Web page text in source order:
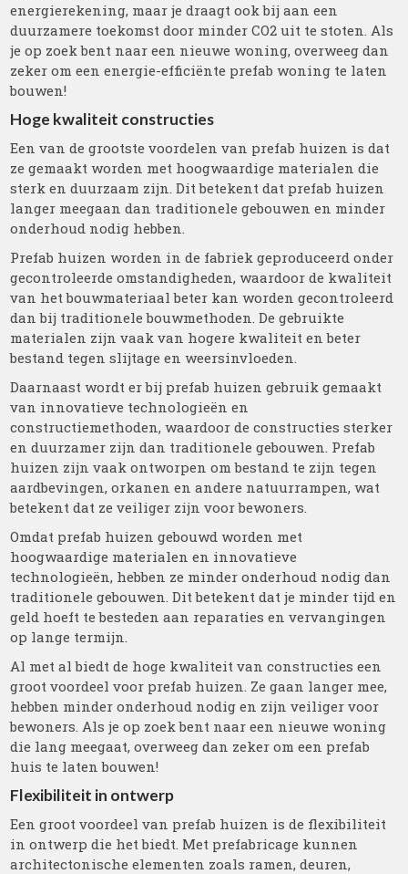
energierekening, maar je draagt ook bij aan een
duurzamere toekomst door minder CO2 uit te stoten. Als
je op zoek bent naar een nieuwe woning, overweeg dan
zeker om een energie-efficiënte prefab woning te laten
bouwen!
Hoge kwaliteit constructies
Een van de grootste voordelen van prefab huizen is dat
ze gemaakt worden met hoogwaardige materialen die
sterk en duurzaam zijn. Dit betekent dat prefab huizen
langer meegaan dan traditionele gebouwen en minder
onderhoud nodig hebben.
Prefab huizen worden in de fabriek geproduceerd onder
gecontroleerde omstandigheden, waardoor de kwaliteit
van het bouwmateriaal beter kan worden gecontroleerd
dan bij traditionele bouwmethoden. De gebruikte
materialen zijn vaak van hogere kwaliteit en beter
bestand tegen slijtage en weersinvloeden.
Daarnaast wordt er bij prefab huizen gebruik gemaakt
van innovatieve technologieën en
constructiemethoden, waardoor de constructies sterker
en duurzamer zijn dan traditionele gebouwen. Prefab
huizen zijn vaak ontworpen om bestand te zijn tegen
aardbevingen, orkanen en andere natuurrampen, wat
betekent dat ze veiliger zijn voor bewoners.
Omdat prefab huizen gebouwd worden met
hoogwaardige materialen en innovatieve
technologieën, hebben ze minder onderhoud nodig dan
traditionele gebouwen. Dit betekent dat je minder tijd en
geld hoeft te besteden aan reparaties en vervangingen
op lange termijn.
Al met al biedt de hoge kwaliteit van constructies een
groot voordeel voor prefab huizen. Ze gaan langer mee,
hebben minder onderhoud nodig en zijn veiliger voor
bewoners. Als je op zoek bent naar een nieuwe woning
die lang meegaat, overweeg dan zeker om een prefab
huis te laten bouwen!
Flexibiliteit in ontwerp
Een groot voordeel van prefab huizen is de flexibiliteit
in ontwerp die het biedt. Met prefabricage kunnen
architectonische elementen zoals ramen, deuren,